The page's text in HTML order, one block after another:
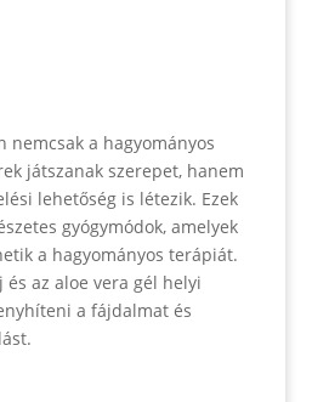
nemcsak a hagyományos
játszanak szerepet, hanem
lehetőség is létezik. Ezek
gyógymódok, amelyek
a hagyományos terápiát.
az aloe vera gél helyi
a fájdalmat és